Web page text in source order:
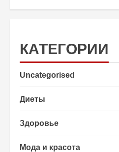
КАТЕГОРИИ
Uncategorised
Диеты
Здоровье
Мода и красота